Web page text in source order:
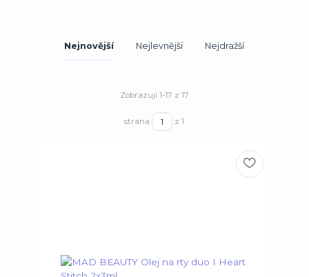
Nejnovější Nejlevnější Nejdražší
Zobrazuji 1-17 z 17
strana z 1